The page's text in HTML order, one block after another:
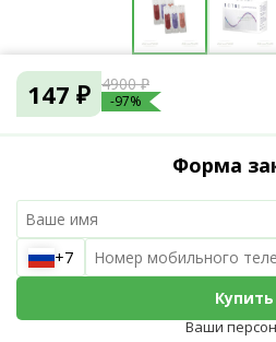
147 ₽ 4900 ₽
-97%
Форма
+7
Купить
Ваши